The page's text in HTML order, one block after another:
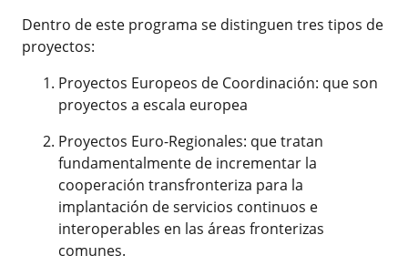
Dentro de este programa se distinguen tres tipos de
proyectos:
Proyectos Europeos de Coordinación: que son
proyectos a escala europea
Proyectos Euro-Regionales: que tratan
fundamentalmente de incrementar la
cooperación transfronteriza para la
implantación de servicios continuos e
interoperables en las áreas fronterizas
comunes.